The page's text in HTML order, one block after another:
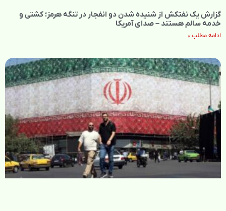
گزارش یک نفتکش از شنیده شدن دو انفجار در تنگه هرمز؛ کشتی و
خدمه سالم هستند – صدای آمریکا
ادامه مطلب »